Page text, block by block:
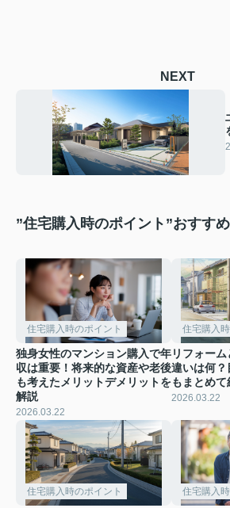
NEXT
”住宅購入時のポイント”おすす
住宅購入時のポイント
独身女性のマンション購入で年
収は重要！将来的な資産や老後
も考えたメリットデメリットを
解説
2026.03.22
住宅購入
リフォー
違いは何？
もまとめて
2026.03.22
住宅購入時のポイント 住宅購入